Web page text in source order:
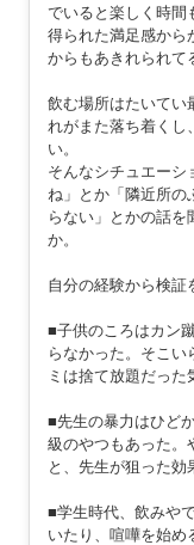
でいると楽しく時間
得られた満足感から
からもあきれられて
飲む場所はたいてい
れがまた落ち着くし
い。
そんなシチュエーシ
ね」とか「隣近所の
らない」とかの話を
か。
自分の経験から検証
■子供のころはカン
らなかった。そこ
ミは捨て放題だった
■先生の暴力はひど
級のやつもあった。
と、先生が狙った効
■学生時代、飲みや
いたり、喧嘩を始め